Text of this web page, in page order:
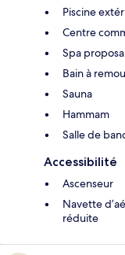
Piscine
Centre
Spa
Bain à
Sauna
Hammam
Salle de
Accessibilité
Ascenseur
Navette
réduite